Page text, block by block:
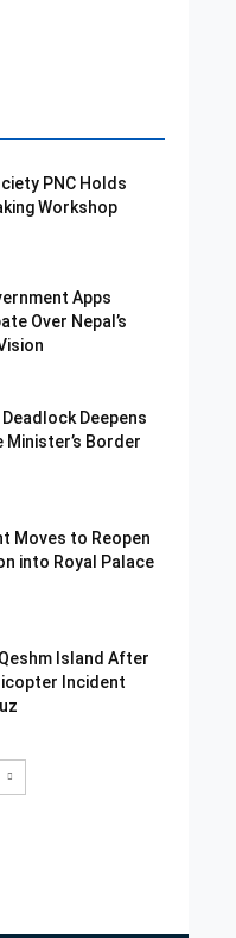
PNC Holds
Workshop
Apps
Over Nepal’s
Deepens
Border
Moves to Reopen
into Royal Palace
Island After
Incident